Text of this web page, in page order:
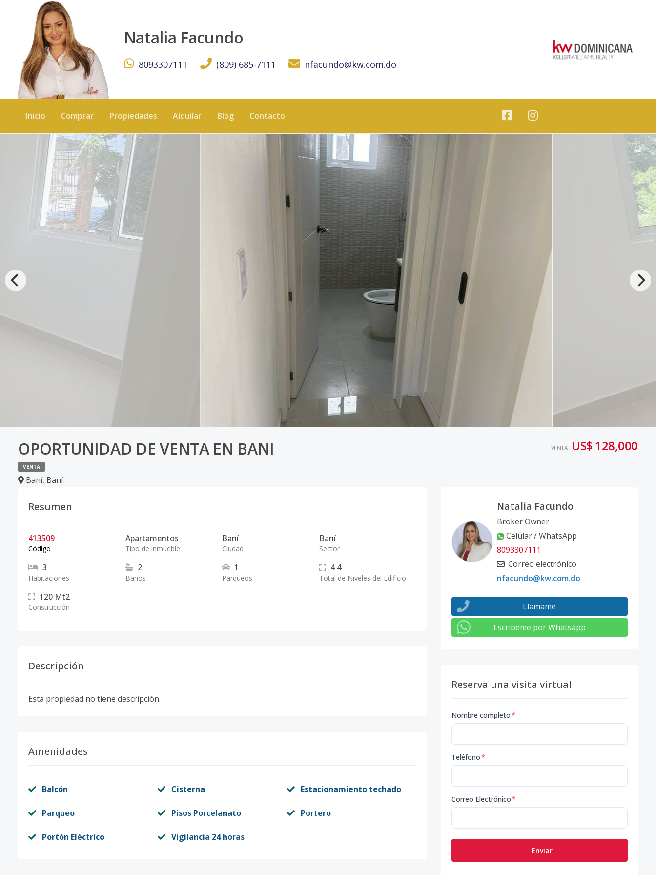
Natalia Facundo
8093307111 (809) 685-7111 nfacundo@kw.com.do
Inicio Comprar Propiedades Alquilar Blog Contacto
OPORTUNIDAD DE VENTA EN BANI
VENTA
Baní, Baní
VENTA US$ 128,000
Resumen
413509
Código
Apartamentos
Tipo de inmueble
Baní
Ciudad
Baní
Sector
3
Habitaciones
2
Baños
1
Parqueos
4 4
Total de Niveles del Edificio
120 Mt2
Construcción
Descripción
Esta propiedad no tiene descripción.
Amenidades
Balcón Cisterna Estacionamiento techado
Parqueo Pisos Porcelanato Portero
Portón Eléctrico Vigilancia 24 horas
Natalia Facundo
Broker Owner
Celular / WhatsApp
8093307111
Correo electrónico
nfacundo@kw.com.do
Llámame
Escribeme por Whatsapp
Reserva una visita virtual
Nombre completo*
Teléfono*
Correo Electrónico*
Enviar
OPORTUNIDAD DE VENTA EN BANI - KW DOMINICANA